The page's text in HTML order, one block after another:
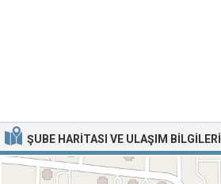
ŞUBE HARITASI VE ULAŞIM BILGILERI